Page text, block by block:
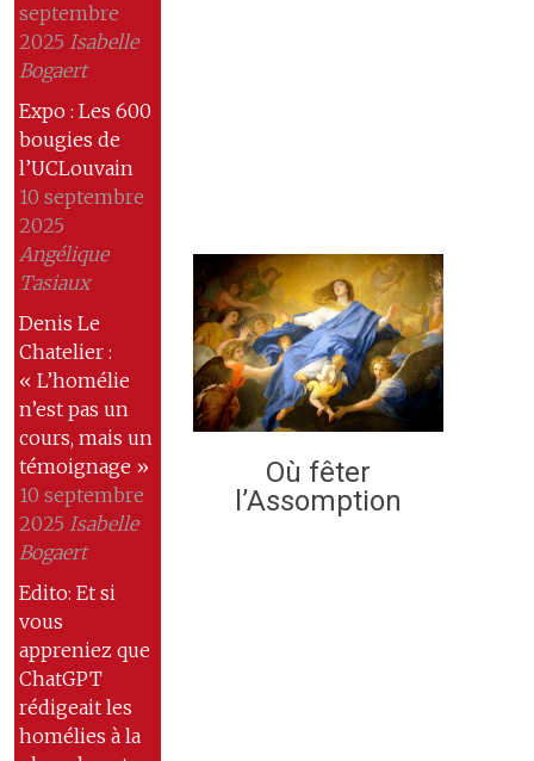
septembre
2025 Isabelle
Bogaert
Expo : Les 600
bougies de
l’UCLouvain
10 septembre
2025
Angélique
Tasiaux
Denis Le
Chatelier :
« L’homélie
n’est pas un
cours, mais un
témoignage »
10 septembre
2025 Isabelle
Bogaert
Edito: Et si
vous
appreniez que
ChatGPT
rédigeait les
homélies à la
Où fêter
l’Assomption